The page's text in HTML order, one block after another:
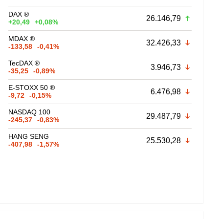
DAX ®
+20,49
+0,08% 26.146,79
MDAX ®
-133,58
-0,41% 32.426,33
TecDAX ®
-35,25
-0,89% 3.946,73
E-STOXX 50 ®
-9,72
-0,15% 6.476,98
NASDAQ 100
-245,37
-0,83% 29.487,79
HANG SENG
-407,98
-1,57% 25.530,28